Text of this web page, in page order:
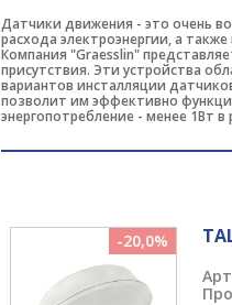
Датчики движения - это очень
расхода электроэнергии, а
Компания "Graesslin"
присутствия. Эти устройства
вариантов инсталляции
позволит им эффективно
энергопотребление - менее 1Вт
-20,0%